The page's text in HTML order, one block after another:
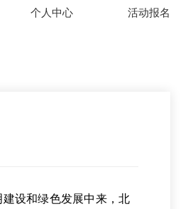
个人中心 活动报名
设和绿色发展中来，北